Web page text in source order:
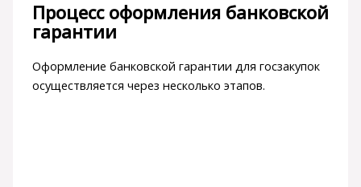
Процесс оформления банковской
гарантии
Оформление банковской гарантии для госзакупок
осуществляется через несколько этапов.